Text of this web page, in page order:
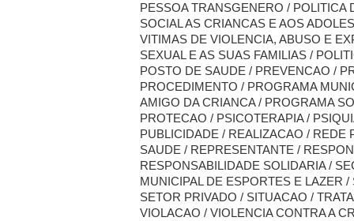
PESSOA TRANSGENERO / POLITICA
SOCIAL AS CRIANCAS E AOS
VITIMAS DE VIOLENCIA, ABUSO E
SEXUAL E AS SUAS FAMILIAS /
POSTO DE SAUDE / PREVENCAO /
PROCEDIMENTO / PROGRAMA
AMIGO DA CRIANCA / PROGRAMA
PROTECAO / PSICOTERAPIA /
PUBLICIDADE / REALIZACAO / REDE
SAUDE / REPRESENTANTE /
RESPONSABILIDADE SOLIDARIA /
MUNICIPAL DE ESPORTES E LAZER /
SETOR PRIVADO / SITUACAO /
VIOLACAO / VIOLENCIA CONTRA A